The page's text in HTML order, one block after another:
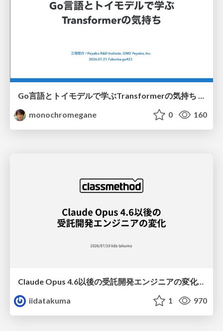
Go言語とトイモデルで学ぶTransformerの気持ち / fukuokago23-transformer
monochromegane
0 160
Claude Opus 4.6以後の受託開発エンジニアの変化(Claude Code開発ノウハウ大公開スペシャルbyクラスメソッド)
iidatakuma
1 970